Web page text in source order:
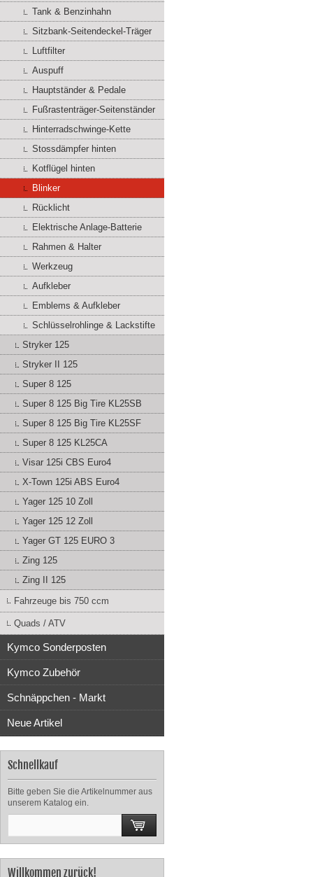
Tank & Benzinhahn
Sitzbank-Seitendeckel-Träger
Luftfilter
Auspuff
Hauptständer & Pedale
Fußrastenträger-Seitenständer
Hinterradschwinge-Kette
Stossdämpfer hinten
Kotflügel hinten
Blinker
Rücklicht
Elektrische Anlage-Batterie
Rahmen & Halter
Werkzeug
Aufkleber
Emblems & Aufkleber
Schlüsselrohlinge & Lackstifte
Stryker 125
Stryker II 125
Super 8 125
Super 8 125 Big Tire KL25SB
Super 8 125 Big Tire KL25SF
Super 8 125 KL25CA
Visar 125i CBS Euro4
X-Town 125i ABS Euro4
Yager 125 10 Zoll
Yager 125 12 Zoll
Yager GT 125 EURO 3
Zing 125
Zing II 125
Fahrzeuge bis 750 ccm
Quads / ATV
Kymco Sonderposten
Kymco Zubehör
Schnäppchen - Markt
Neue Artikel
Schnellkauf
Bitte geben Sie die Artikelnummer aus
unserem Katalog ein.
Willkommen zurück!